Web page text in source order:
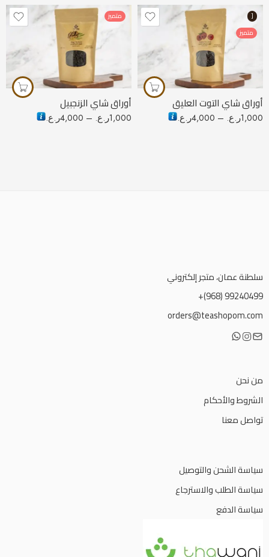
[
متميز
أوراق شاي التوت العليق
1,000ر.ع. –
4,000ر.ع.
50 جرام
250 جرام
متميز
أوراق شاي الزنجبيل
1,000ر.ع. –
4,000ر.ع.
250 جرام
سلطنة عمان، متجر إلكتروني
99240499 (968)+
orders@teashopom.com
من نحن
الشروط والأحكام
تواصل معنا
سياسة الشحن والتوصيل
سياسة الطلب والاسترجاع
سياسة الدفع